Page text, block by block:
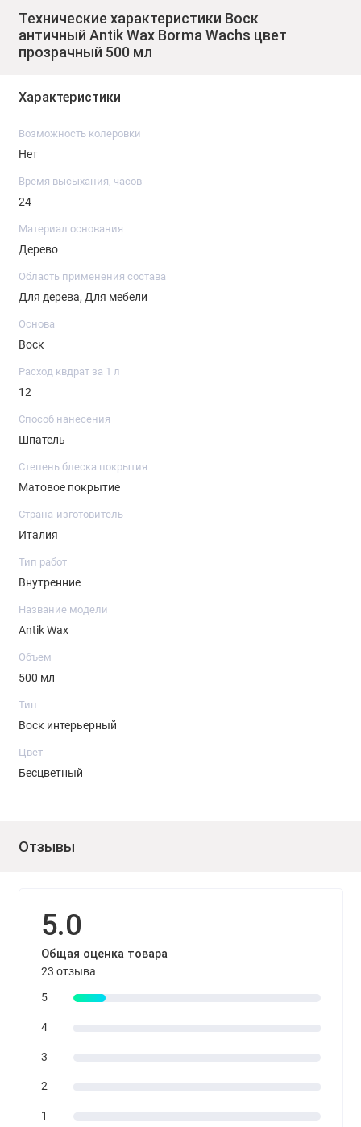
Отполируйте поверхность при помощи щетки или сухой
ткани без ворса.
Технические характеристики Воск
античный Antik Wax Borma Wachs цвет
прозрачный 500 мл
Характеристики
Возможность колеровки
Нет
Время высыхания, часов
24
Материал основания
Дерево
Область применения состава
Для дерева, Для мебели
Основа
Воск
Расход квдрат за 1 л
12
Способ нанесения
Шпатель
Степень блеска покрытия
Матовое покрытие
Страна-изготовитель
Италия
Тип работ
Внутренние
Название модели
Antik Wax
Объем
500 мл
Тип
Воск интерьерный
Цвет
Бесцветный
Отзывы
5.0
Общая оценка товара
23 отзыва
5
4
3
2
1